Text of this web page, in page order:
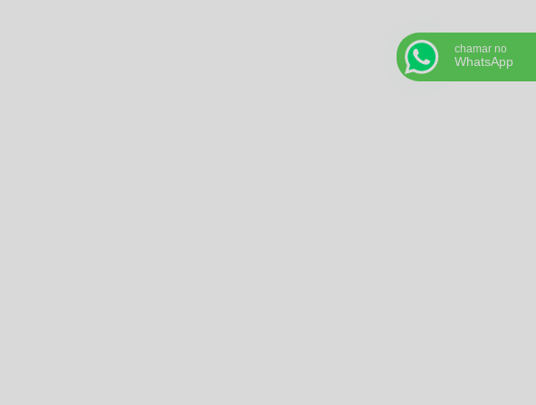
chamar no
WhatsApp